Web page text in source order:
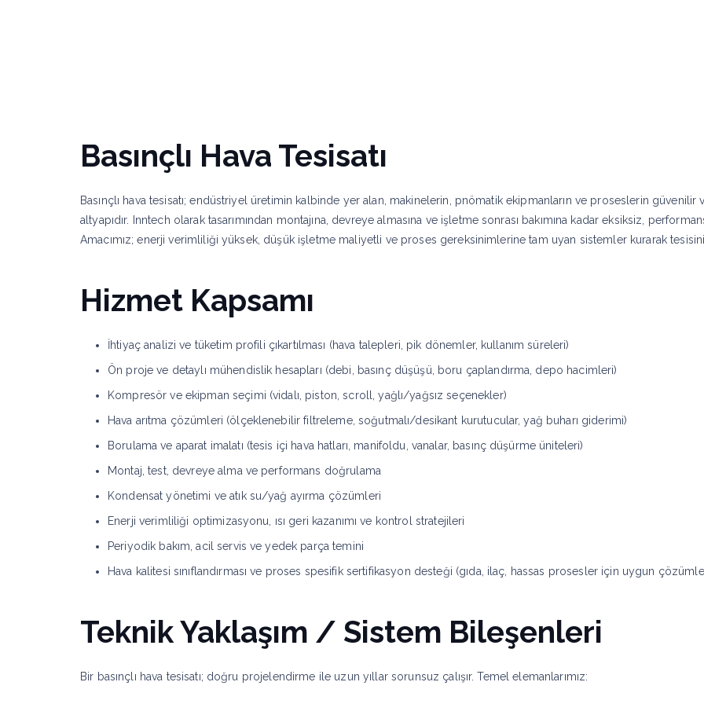
Basınçlı Hava Tesisatı
Basınçlı hava tesisatı; endüstriyel üretimin kalbinde yer alan, makinelerin, pnömatik ekipmanların ve proseslerin güvenilir
altyapıdır. Inntech olarak tasarımından montajına, devreye almasına ve işletme sonrası bakımına kadar eksiksiz,
Amacımız; enerji verimliliği yüksek, düşük işletme maliyetli ve proses gereksinimlerine tam uyan sistemler kurarak
Hizmet Kapsamı
İhtiyaç analizi ve tüketim profili çıkartılması (hava talepleri, pik dönemler, kullanım süreleri)
Ön proje ve detaylı mühendislik hesapları (debi, basınç düşüşü, boru çaplandırma, depo hacimleri)
Kompresör ve ekipman seçimi (vidalı, piston, scroll, yağlı/yağsız seçenekler)
Hava arıtma çözümleri (ölçeklenebilir filtreleme, soğutmalı/desikant kurutucular, yağ buharı giderimi)
Borulama ve aparat imalatı (tesis içi hava hatları, manifoldu, vanalar, basınç düşürme üniteleri)
Montaj, test, devreye alma ve performans doğrulama
Kondensat yönetimi ve atık su/yağ ayırma çözümleri
Enerji verimliliği optimizasyonu, ısı geri kazanımı ve kontrol stratejileri
Periyodik bakım, acil servis ve yedek parça temini
Hava kalitesi sınıflandırması ve proses spesifik sertifikasyon desteği (gıda, ilaç, hassas prosesler için uygun
Teknik Yaklaşım / Sistem Bileşenleri
Bir basınçlı hava tesisatı; doğru projelendirme ile uzun yıllar sorunsuz çalışır. Temel elemanlarımız: